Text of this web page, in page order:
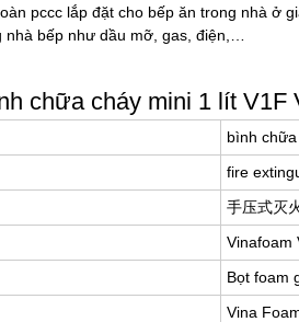
pccc lắp đặt cho bếp ăn trong nhà ở
nhà bếp như dầu mỡ, gas, điện,…
chữa cháy mini 1 lít V1F
bình
fire
手压式灭
Vinafoam
Bọt foam
Vina